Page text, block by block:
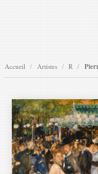
Accueil Artistes R